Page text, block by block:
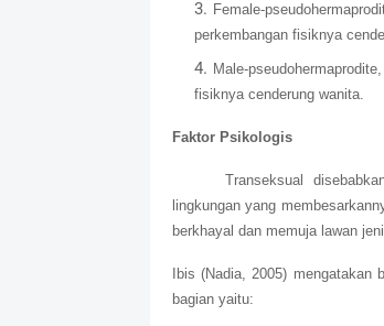
Female-
perkembangan fisiknya
Male-
fisiknya cenderung wanita.
Faktor Psikologis
Transeksual
lingkungan yang
berkhayal dan memuja lawan
Ibis (Nadia, 2005)
bagian yaitu: